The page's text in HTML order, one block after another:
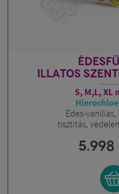
ILLATOS
S, M,L, XL
Édes-
tisztítás,
5.998